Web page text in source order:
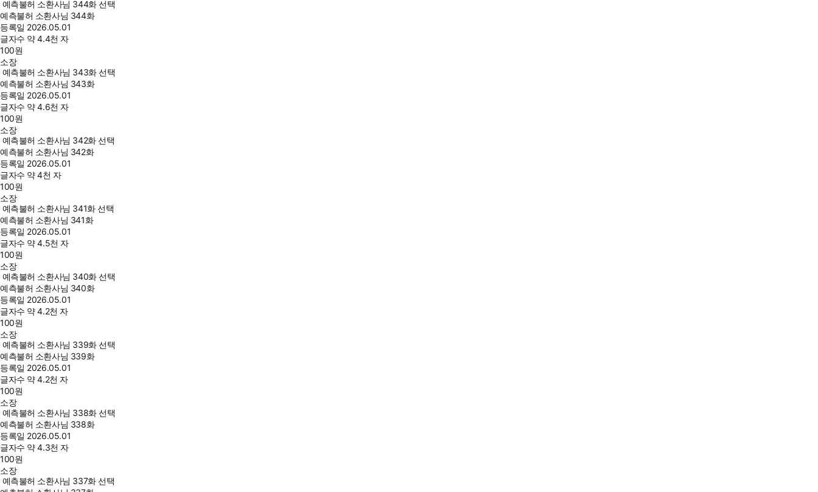
예측불허 소환사님 344화 선택
예측불허 소환사님 344화
등록일 2026.05.01
글자수 약 4.4천 자
100원
소장
예측불허 소환사님 343화 선택
예측불허 소환사님 343화
등록일 2026.05.01
글자수 약 4.6천 자
100원
소장
예측불허 소환사님 342화 선택
예측불허 소환사님 342화
등록일 2026.05.01
글자수 약 4천 자
100원
소장
예측불허 소환사님 341화 선택
예측불허 소환사님 341화
등록일 2026.05.01
글자수 약 4.5천 자
100원
소장
예측불허 소환사님 340화 선택
예측불허 소환사님 340화
등록일 2026.05.01
글자수 약 4.2천 자
100원
소장
예측불허 소환사님 339화 선택
예측불허 소환사님 339화
등록일 2026.05.01
글자수 약 4.2천 자
100원
소장
예측불허 소환사님 338화 선택
예측불허 소환사님 338화
등록일 2026.05.01
글자수 약 4.3천 자
100원
소장
예측불허 소환사님 337화 선택